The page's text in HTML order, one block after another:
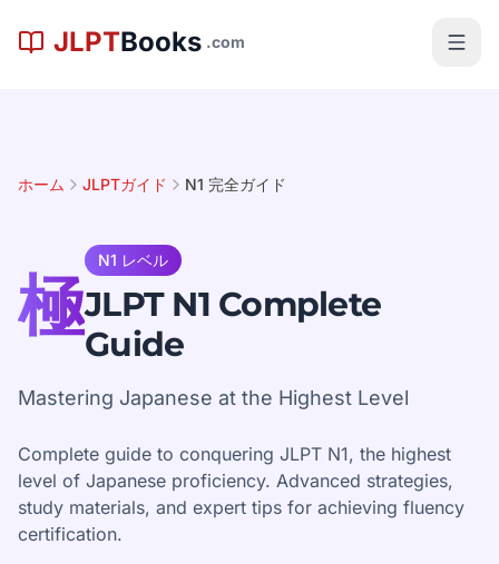
JLPTBooks .com
ホーム JLPTガイド N1 完全ガイド
極
N1 レベル
JLPT N1 Complete
Guide
Mastering Japanese at the Highest Level
Complete guide to conquering JLPT N1, the highest
level of Japanese proficiency. Advanced strategies,
study materials, and expert tips for achieving fluency
certification.